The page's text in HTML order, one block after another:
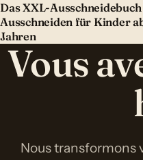
Das XXL-Ausschneidebuch
Ausschneiden für Kinder
Jahren
Vous
Nous transformons